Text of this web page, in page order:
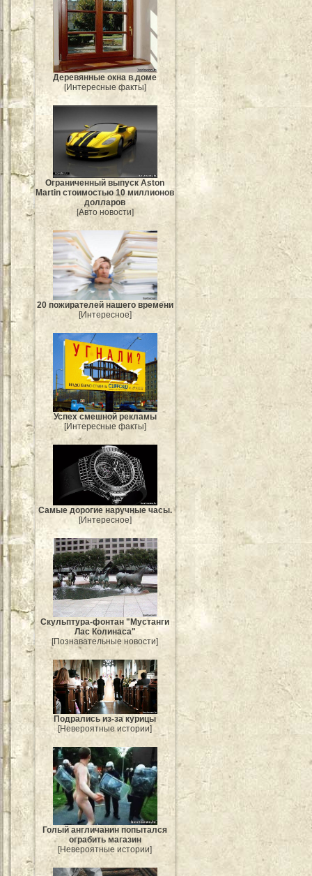
Деревянные окна в доме
[Интересные факты]
Ограниченный выпуск Aston
Martin стоимостью 10 миллионов
долларов
[Авто новости]
20 пожирателей нашего времени
[Интересное]
Успех смешной рекламы
[Интересные факты]
Самые дорогие наручные часы.
[Интересное]
Скульптура-фонтан "Мустанги
Лас Колинаса"
[Познавательные новости]
Подрались из-за курицы
[Невероятные истории]
Голый англичанин попытался
ограбить магазин
[Невероятные истории]